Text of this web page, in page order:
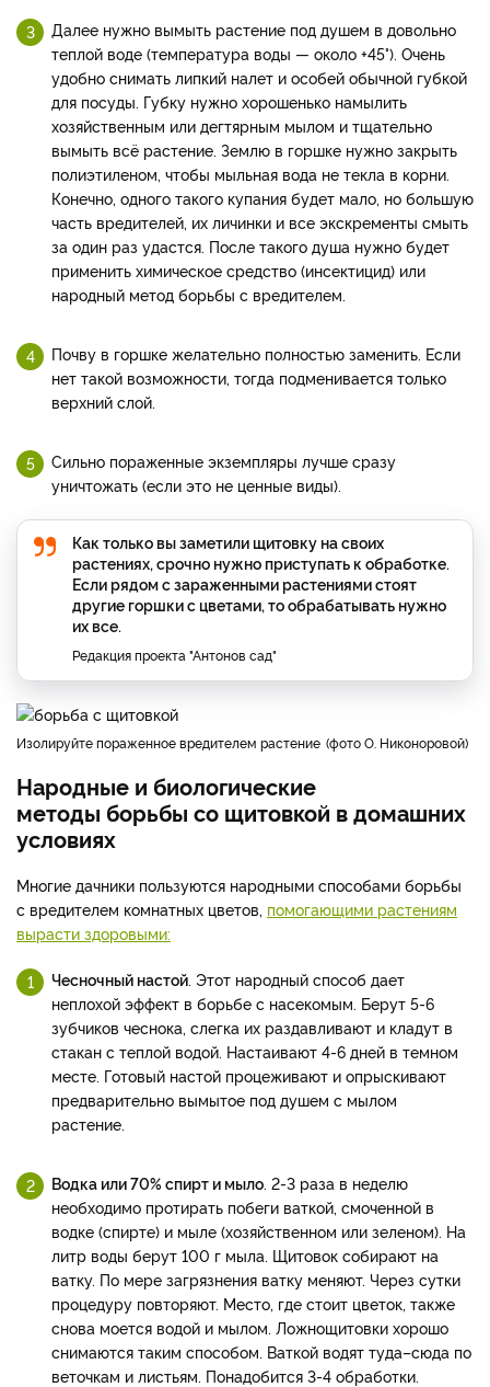
Далее нужно вымыть растение под душем в довольно
теплой воде (температура воды — около +45°). Очень
удобно снимать липкий налет и особей обычной губкой
для посуды. Губку нужно хорошенько намылить
хозяйственным или дегтярным мылом и тщательно
вымыть всё растение. Землю в горшке нужно закрыть
полиэтиленом, чтобы мыльная вода не текла в корни.
Конечно, одного такого купания будет мало, но большую
часть вредителей, их личинки и все экскременты смыть
за один раз удастся. После такого душа нужно будет
применить химическое средство (инсектицид) или
народный метод борьбы с вредителем.
Почву в горшке желательно полностью заменить. Если
нет такой возможности, тогда подменивается только
верхний слой.
Сильно пораженные экземпляры лучше сразу
уничтожать (если это не ценные виды).
Как только вы заметили щитовку на своих
растениях, срочно нужно приступать к обработке.
Если рядом с зараженными растениями стоят
другие горшки с цветами, то обрабатывать нужно
их все.
Редакция проекта "Антонов сад"
Изолируйте пораженное вредителем растение фото О. Никоноровой
Народные и биологические
методы борьбы со щитовкой в домашних
условиях
Многие дачники пользуются народными способами борьбы
с вредителем комнатных цветов, помогающими растениям
вырасти здоровыми:
Чесночный настой. Этот народный способ дает
неплохой эффект в борьбе с насекомым. Берут 5-6
зубчиков чеснока, слегка их раздавливают и кладут в
стакан с теплой водой. Настаивают 4-6 дней в темном
месте. Готовый настой процеживают и опрыскивают
предварительно вымытое под душем с мылом
растение.
Водка или 70% спирт и мыло. 2-3 раза в неделю
необходимо протирать побеги ваткой, смоченной в
водке (спирте) и мыле (хозяйственном или зеленом). На
литр воды берут 100 г мыла. Щитовок собирают на
ватку. По мере загрязнения ватку меняют. Через сутки
процедуру повторяют. Место, где стоит цветок, также
снова моется водой и мылом. Ложнощитовки хорошо
снимаются таким способом. Ваткой водят туда–сюда по
веточкам и листьям. Понадобится 3-4 обработки.